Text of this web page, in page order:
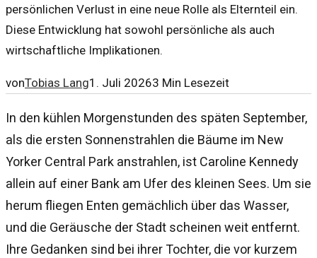
persönlichen Verlust in eine neue Rolle als Elternteil ein.
Diese Entwicklung hat sowohl persönliche als auch
wirtschaftliche Implikationen.
vonTobias Lang1. Juli 20263 Min Lesezeit
In den kühlen Morgenstunden des späten September,
als die ersten Sonnenstrahlen die Bäume im New
Yorker Central Park anstrahlen, ist Caroline Kennedy
allein auf einer Bank am Ufer des kleinen Sees. Um sie
herum fliegen Enten gemächlich über das Wasser,
und die Geräusche der Stadt scheinen weit entfernt.
Ihre Gedanken sind bei ihrer Tochter, die vor kurzem